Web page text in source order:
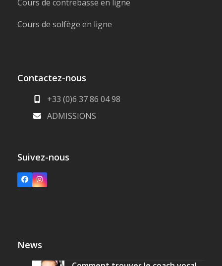
Cours de contrebasse en ligne
Cours de solfège en ligne
Contactez-nous
+33 (0)6 37 86 04 98
ADMISSIONS
Suivez-nous
FacebookInstagram
News